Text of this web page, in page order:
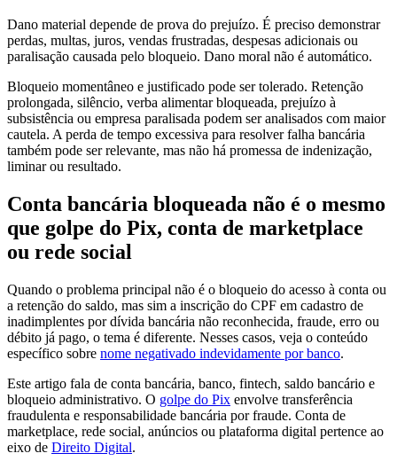
Dano material depende de prova do prejuízo. É preciso demonstrar
perdas, multas, juros, vendas frustradas, despesas adicionais ou
paralisação causada pelo bloqueio. Dano moral não é automático.
Bloqueio momentâneo e justificado pode ser tolerado. Retenção
prolongada, silêncio, verba alimentar bloqueada, prejuízo à
subsistência ou empresa paralisada podem ser analisados com maior
cautela. A perda de tempo excessiva para resolver falha bancária
também pode ser relevante, mas não há promessa de indenização,
liminar ou resultado.
Conta bancária bloqueada não é o mesmo
que golpe do Pix, conta de marketplace
ou rede social
Quando o problema principal não é o bloqueio do acesso à conta ou
a retenção do saldo, mas sim a inscrição do CPF em cadastro de
inadimplentes por dívida bancária não reconhecida, fraude, erro ou
débito já pago, o tema é diferente. Nesses casos, veja o conteúdo
específico sobre nome negativado indevidamente por banco.
Este artigo fala de conta bancária, banco, fintech, saldo bancário e
bloqueio administrativo. O golpe do Pix envolve transferência
fraudulenta e responsabilidade bancária por fraude. Conta de
marketplace, rede social, anúncios ou plataforma digital pertence ao
eixo de Direito Digital.